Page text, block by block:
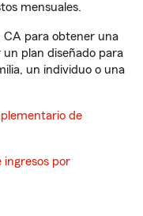
mensuales.
CA para obtener una
plan diseñado para
un individuo o una
de
ingresos por